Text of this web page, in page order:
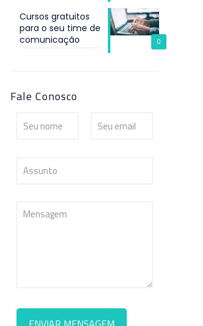
0
Cursos gratuitos
para o seu time de
comunicação
Fale Conosco